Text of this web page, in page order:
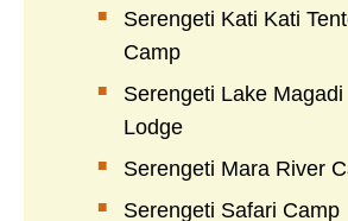
Serengeti Kati Kati
Camp
Serengeti Lake Magadi
Lodge
Serengeti Mara River
Serengeti Safari Camp